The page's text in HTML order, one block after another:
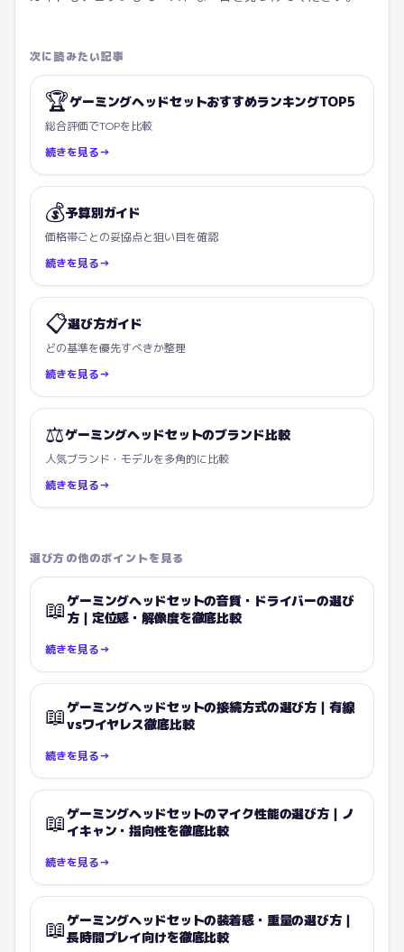
次に読みたい記事
🏆ゲーミングヘッドセットおすすめランキングTOP5
総合評価でTOPを比較
続きを見る→
💰予算別ガイド
価格帯ごとの妥協点と狙い目を確認
続きを見る→
📋選び方ガイド
どの基準を優先すべきか整理
続きを見る→
⚖️ゲーミングヘッドセットのブランド比較
人気ブランド・モデルを多角的に比較
続きを見る→
選び方の他のポイントを見る
📖ゲーミングヘッドセットの音質・ドライバーの選び
方｜定位感・解像度を徹底比較
続きを見る→
📖ゲーミングヘッドセットの接続方式の選び方｜有線
vsワイヤレス徹底比較
続きを見る→
📖ゲーミングヘッドセットのマイク性能の選び方｜ノ
イキャン・指向性を徹底比較
続きを見る→
📖ゲーミングヘッドセットの装着感・重量の選び方｜
長時間プレイ向けを徹底比較